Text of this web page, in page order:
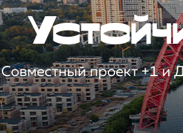
Совместный проект +1 и